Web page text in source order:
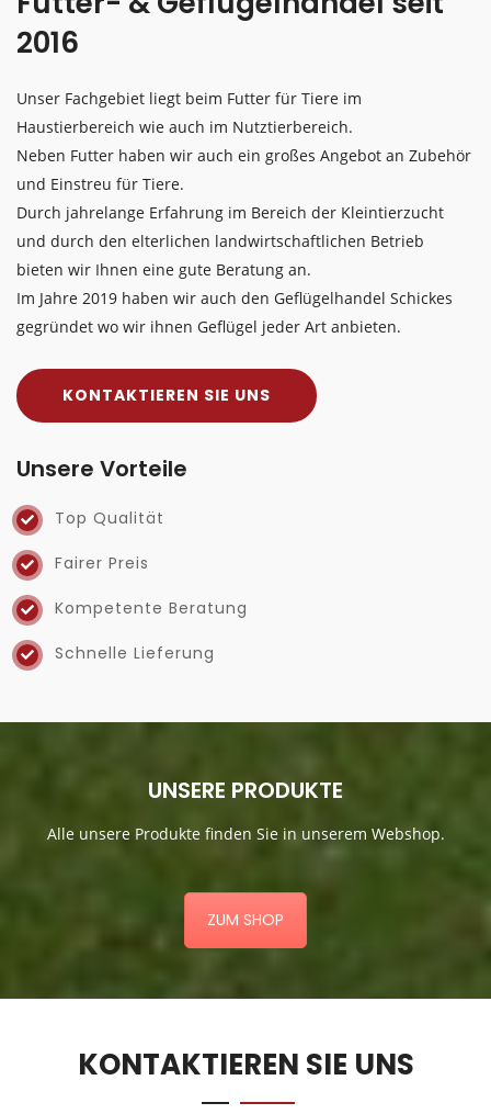
2016
Unser Fachgebiet liegt beim Futter für Tiere im
Haustierbereich wie auch im Nutztierbereich.
Neben Futter haben wir auch ein großes Angebot an Zubehör
und Einstreu für Tiere.
Durch jahrelange Erfahrung im Bereich der Kleintierzucht
und durch den elterlichen landwirtschaftlichen Betrieb
bieten wir Ihnen eine gute Beratung an.
Im Jahre 2019 haben wir auch den Geflügelhandel Schickes
gegründet wo wir ihnen Geflügel jeder Art anbieten.
KONTAKTIEREN SIE UNS
Unsere Vorteile
Top Qualität
Fairer Preis
Kompetente Beratung
Schnelle Lieferung
UNSERE PRODUKTE
Alle unsere Produkte finden Sie in unserem Webshop.
ZUM SHOP
KONTAKTIEREN SIE UNS